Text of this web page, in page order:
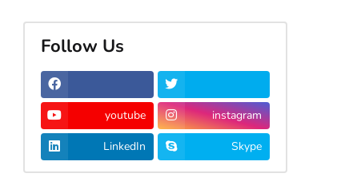
Follow Us
youtube instagram
LinkedIn Skype